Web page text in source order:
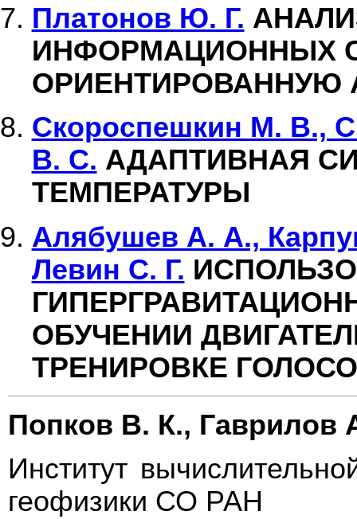
Платонов Ю. Г.
ИНФОРМАЦИОННЫХ
ОРИЕНТИРОВАННУЮ
Скороспешкин М. В.,
В. С. АДАПТИВНАЯ
ТЕМПЕРАТУРЫ
Алябушев А. А.,
Левин С. Г.
ОБУЧЕНИИ
ТРЕНИРОВКЕ
Попков В. К., Гаврилов
Институт
геофизики СО РАН